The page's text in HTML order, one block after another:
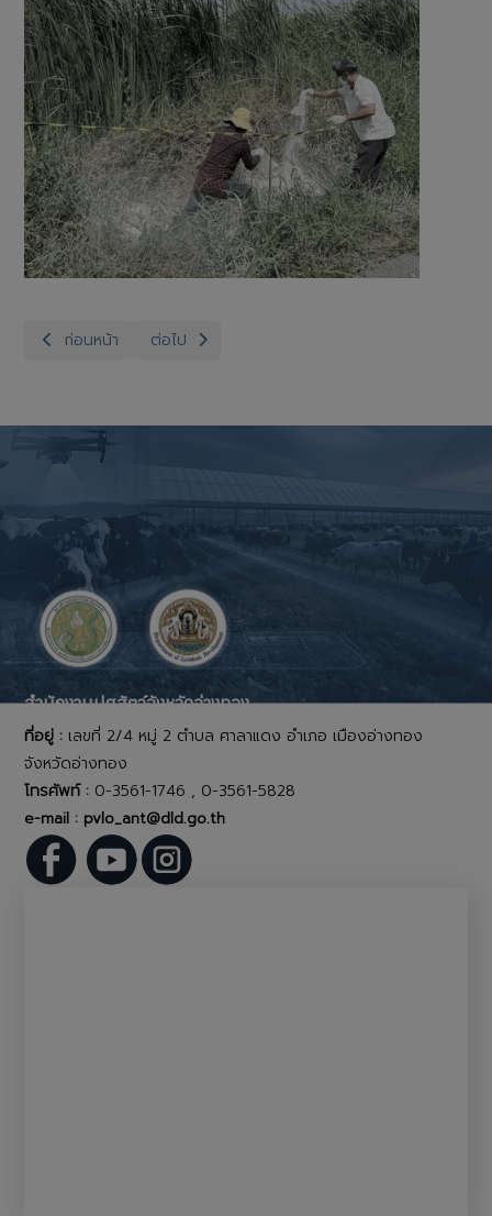
เนื้อหาก่อนหน้า: สำนักงานปศุสัตว์จังหวัดอ่างทอง กลุ่มพัฒนาสุขภา
ก่อนหน้า เนื้อหาถัดไป: สำนักงานปศุสัตว์อำเภอวิเศษชัยชาญ
ต่อไป
สำนักงานปศุสัตว์จังหวัดอ่างทอง
ที่อยู่ : เลขที่ 2/4 หมู่ 2 ตำบล ศาลาแดง อำเภอ เมืองอ่างทอง
จังหวัดอ่างทอง
โทรศัพท์ : 0-3561-1746 , 0-3561-5828
e-mail : pvlo_ant@dld.go.th